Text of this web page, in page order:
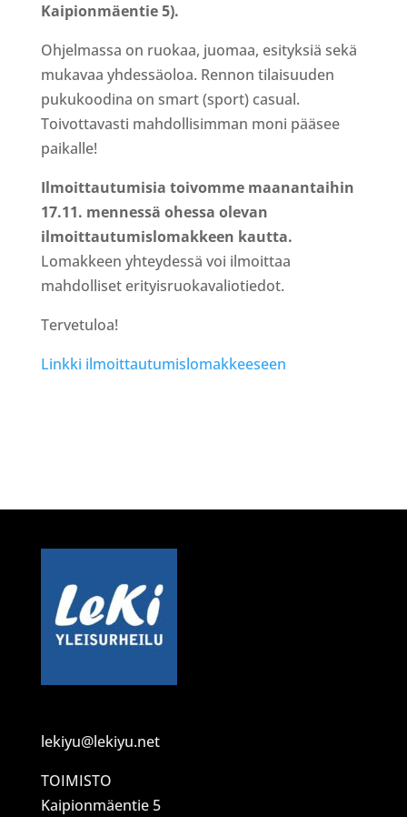
Kaipionmäentie 5).
Ohjelmassa on ruokaa, juomaa, esityksiä sekä
mukavaa yhdessäoloa. Rennon tilaisuuden
pukukoodina on smart (sport) casual.
Toivottavasti mahdollisimman moni pääsee
paikalle!
Ilmoittautumisia toivomme maanantaihin
17.11. mennessä ohessa olevan
ilmoittautumislomakkeen kautta.
Lomakkeen yhteydessä voi ilmoittaa
mahdolliset erityisruokavaliotiedot.
Tervetuloa!
Linkki ilmoittautumislomakkeeseen
lekiyu@lekiyu.net
TOIMISTO
Kaipionmäentie 5